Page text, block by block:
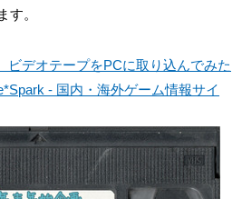
す。
ビデオテープをPCに取り込んでみた
- 国内・海外ゲーム情報サイ